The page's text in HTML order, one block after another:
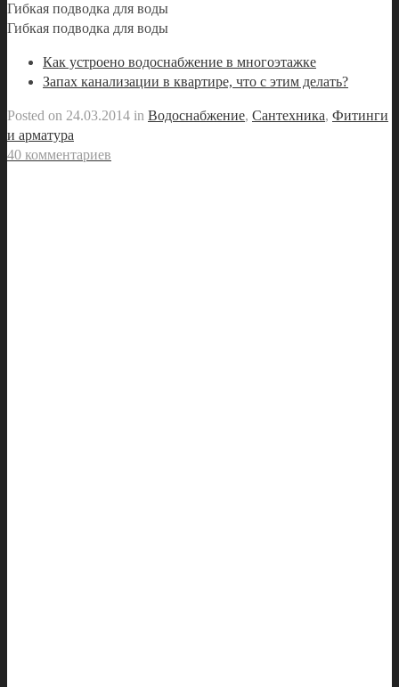
Гибкая подводка для воды
Гибкая подводка для воды
Как устроено водоснабжение в многоэтажке
Запах канализации в квартире, что с этим делать?
Posted on 24.03.2014 in Водоснабжение, Сантехника, Фитинги
и арматура
40 комментариев